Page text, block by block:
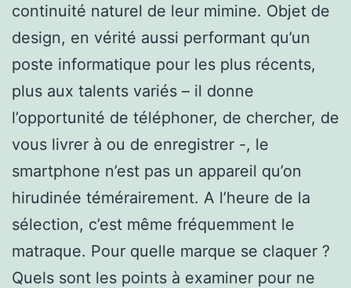
continuité naturel de leur mimine. Objet de
design, en vérité aussi performant qu’un
poste informatique pour les plus récents,
plus aux talents variés – il donne
l’opportunité de téléphoner, de chercher, de
vous livrer à ou de enregistrer -, le
smartphone n’est pas un appareil qu’on
hirudinée témérairement. A l’heure de la
sélection, c’est même fréquemment le
matraque. Pour quelle marque se claquer ?
Quels sont les points à examiner pour ne